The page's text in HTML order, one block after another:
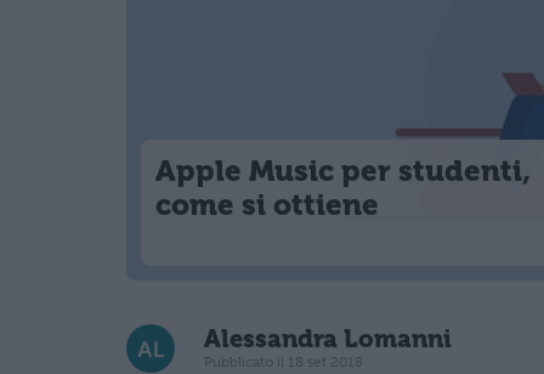
Apple Music per studenti,
come si ottiene
Alessandra Lomanni
Pubblicato il 18 set 2018